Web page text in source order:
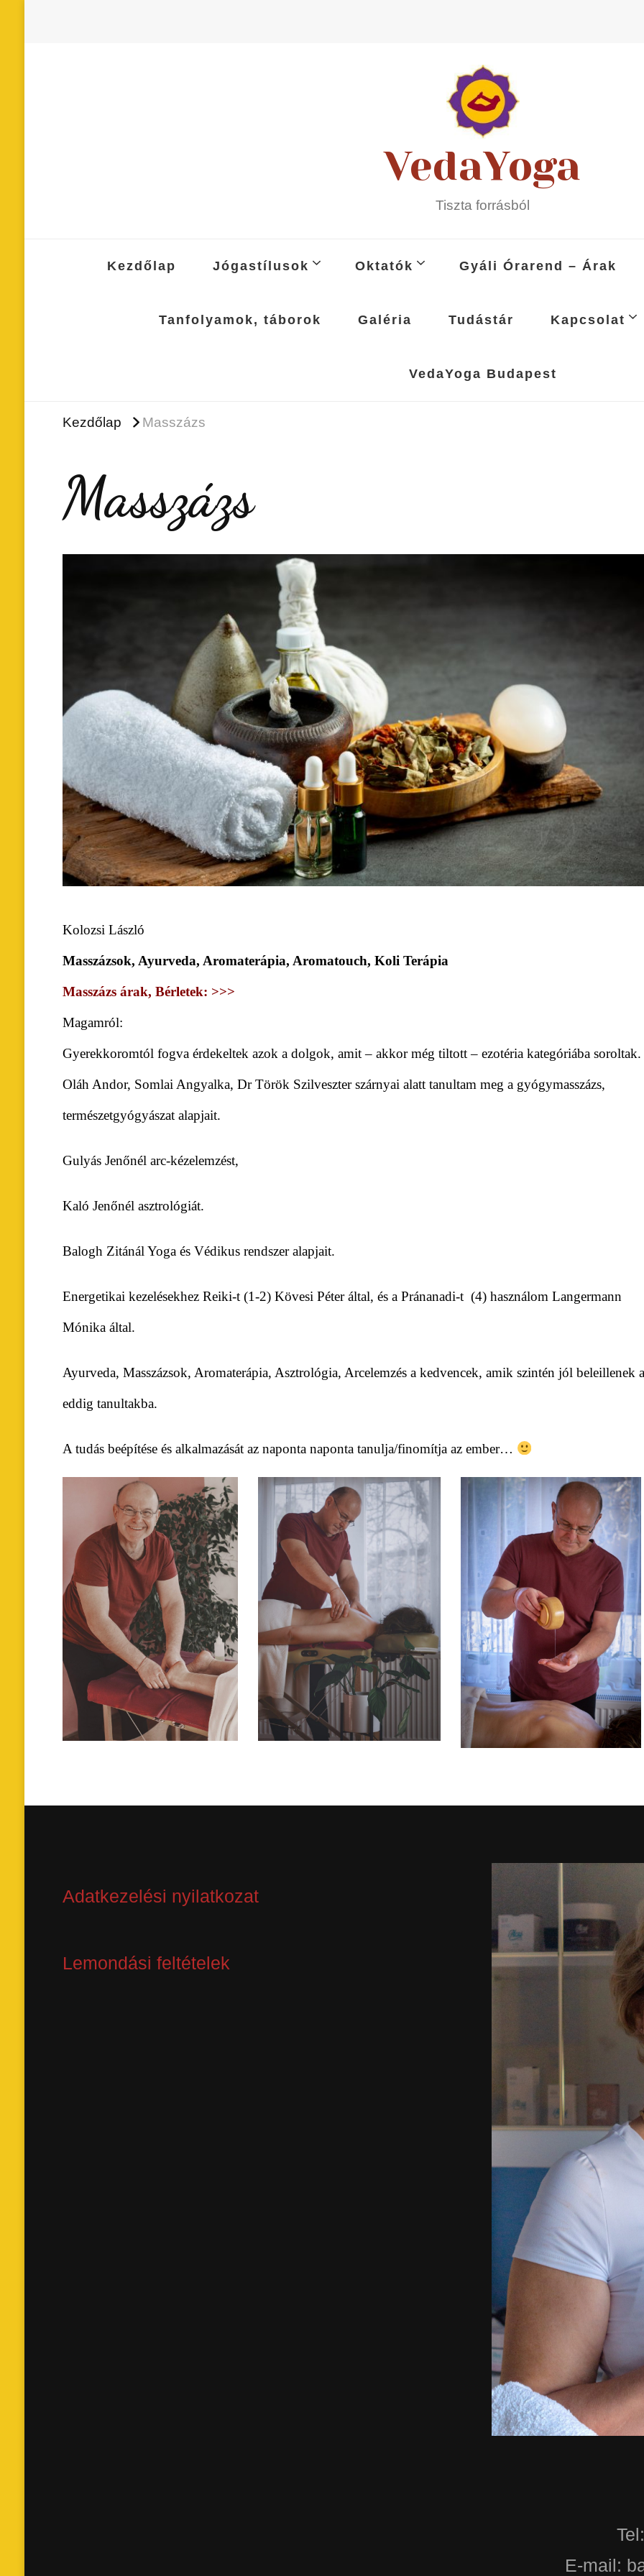
VedaYoga
Tiszta forrásból
Kezdőlap Jógastílusok Oktatók Gyáli Órarend – Árak
Tanfolyamok, táborok Galéria Tudástár Kapcsolat
VedaYoga Budapest
Kezdőlap Masszázs
Masszázs
Kolozsi László
Masszázsok, Ayurveda, Aromaterápia, Aromatouch, Koli Terápia
Masszázs árak, Bérletek: >>>
Magamról:
Gyerekkoromtól fogva érdekeltek azok a dolgok, amit – akkor még tiltott – ezotéria kategóriába soroltak.
Oláh Andor, Somlai Angyalka, Dr Török Szilveszter szárnyai alatt tanultam meg a gyógymasszázs,
természetgyógyászat alapjait.
Gulyás Jenőnél arc-kézelemzést,
Kaló Jenőnél asztrológiát.
Balogh Zitánál Yoga és Védikus rendszer alapjait.
Energetikai kezelésekhez Reiki-t (1-2) Kövesi Péter által, és a Pránanadi-t (4) használom Langermann
Mónika által.
Ayurveda, Masszázsok, Aromaterápia, Asztrológia, Arcelemzés a kedvencek, amik szintén jól beleillenek
eddig tanultakba.
A tudás beépítése és alkalmazását az naponta naponta tanulja/finomítja az ember…
Adatkezelési nyilatkozat
Lemondási feltételek
E-mail: